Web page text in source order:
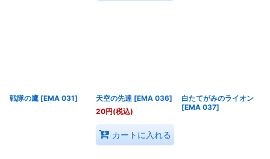
戦隊の鷹 [EMA 031] 天空の先達 [EMA 036]
20円(税込)
カートに入れる
白たてがみのライオン
[EMA 037]